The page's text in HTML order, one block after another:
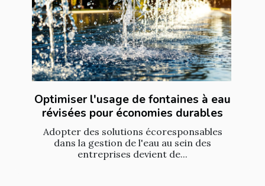
Optimiser l'usage de fontaines à eau
révisées pour économies durables
Adopter des solutions écoresponsables
dans la gestion de l'eau au sein des
entreprises devient de...